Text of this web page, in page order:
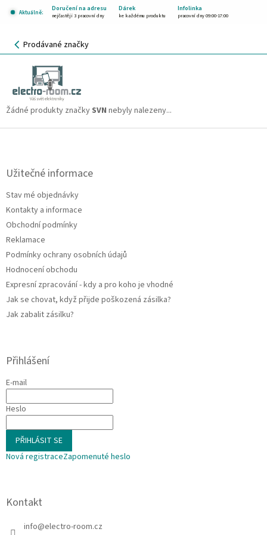
Aktuálně:
Doručení na adresu Dárek Infolinka
nejčastěji 3 pracovní dny ke každému produktu pracovní dny 09:00-17:00
NÁKUPNÍ
KOŠÍK
Prodávané značky
Žádné produkty značky SVN nebyly nalezeny...
Z
Užitečné informace
Stav mé objednávky
Kontakty a informace
Obchodní podmínky
Reklamace
Podmínky ochrany osobních údajů
Hodnocení obchodu
Expresní zpracování - kdy a pro koho je vhodné
Jak se chovat, když přijde poškozená zásilka?
Jak zabalit zásilku?
Přihlášení
E-mail
Heslo
PŘIHLÁSIT SE
Nová registraceZapomenuté heslo
Kontakt
info@electro-room.cz